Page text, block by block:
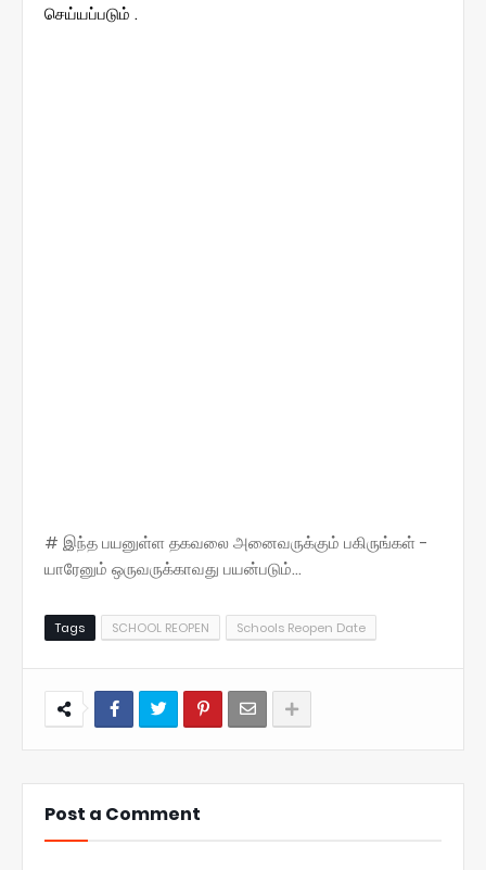
செய்யப்படும் .
# இந்த பயனுள்ள தகவலை அனைவருக்கும் பகிருங்கள் -
யாரேனும் ஒருவருக்காவது பயன்படும்...
Tags SCHOOL REOPEN Schools Reopen Date
Post a Comment